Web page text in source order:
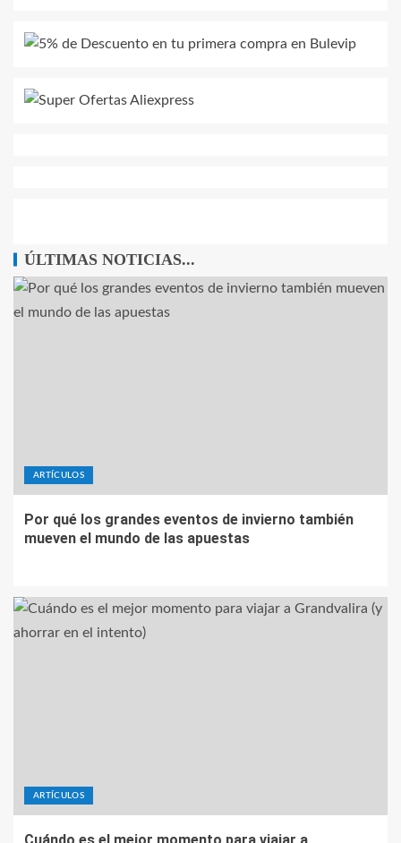
ÚLTIMAS NOTICIAS...
ARTÍCULOS
Por qué los grandes eventos de invierno también
mueven el mundo de las apuestas
ARTÍCULOS